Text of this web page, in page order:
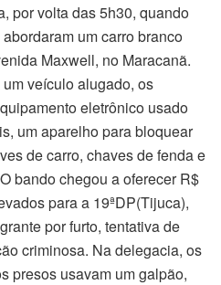
por volta das 5h30, quando
um carro branco
Maxwell, no Maracanã.
veículo alugado, os
eletrônico usado
um aparelho para bloquear
de carro, chaves de fenda e
bando chegou a oferecer R$
para a 19ªDP(Tijuca),
por furto, tentativa de
criminosa. Na delegacia, os
presos usavam um galpão,